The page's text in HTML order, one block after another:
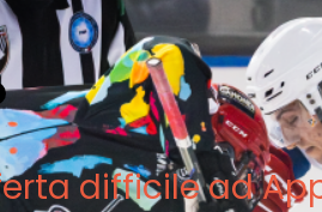
difficile ad